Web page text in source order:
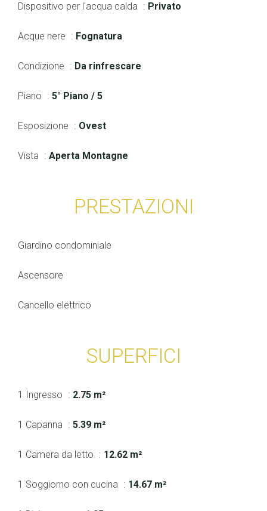
Dispositivo per l'acqua calda Privato
Acque nere Fognatura
Condizione Da rinfrescare
Piano 5° Piano / 5
Esposizione Ovest
Vista Aperta Montagne
PRESTAZIONI
Giardino condominiale
Ascensore
Cancello elettrico
SUPERFICI
1 Ingresso 2.75 m²
1 Capanna 5.39 m²
1 Camera da letto 12.62 m²
1 Soggiorno con cucina 14.67 m²